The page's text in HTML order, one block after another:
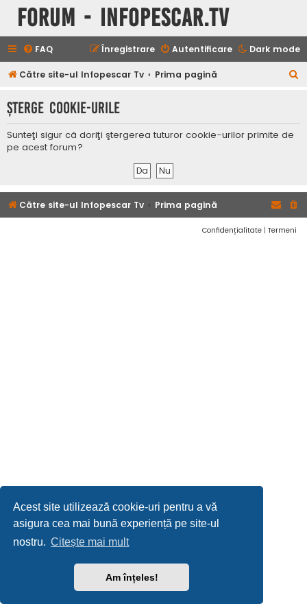
Acest site utilizează cookie-uri pentru a vă
asigura cea mai bună experiență pe site-ul
nostru. Citește mai mult
Am înțeles!
Forum - InfoPescar.Tv
Dark mode
FAQ Autentificare
Înregistrare
Către site-ul Infopescar Tv Prima pagină
t
Şterge cookie-urile
Sunteţi sigur că doriţi ştergerea tuturor cookie-urilor primite de
pe acest forum?
Către site-ul Infopescar Tv Prima pagină
Confidențialitate | Termeni